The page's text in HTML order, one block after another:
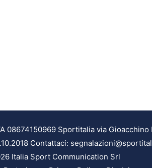
08674150969 Sportitalia via
Contattaci:
Italia Sport Communication Srl